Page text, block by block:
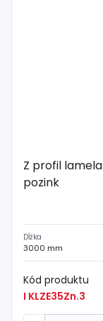
Z profil lamela
pozink
Dĺžka
3000 mm
Kód produktu
I KLZE35Zn.3